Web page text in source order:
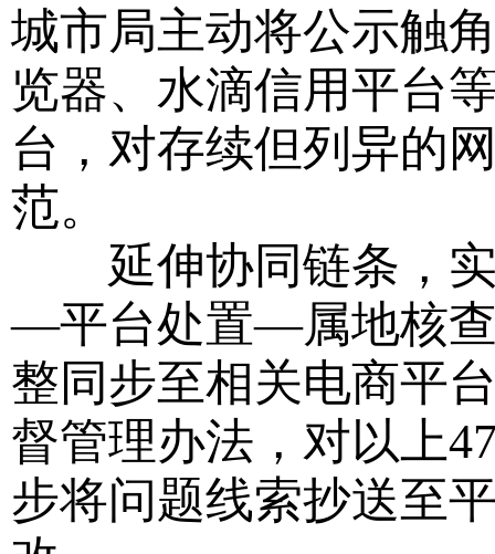
城市局主动将公示触
览器、水滴信用平台
台，对存续但列异的
范。
延伸协同链条，实
—平台处置—属地核查
整同步至相关电商平
督管理办法，对以上
步将问题线索抄送至